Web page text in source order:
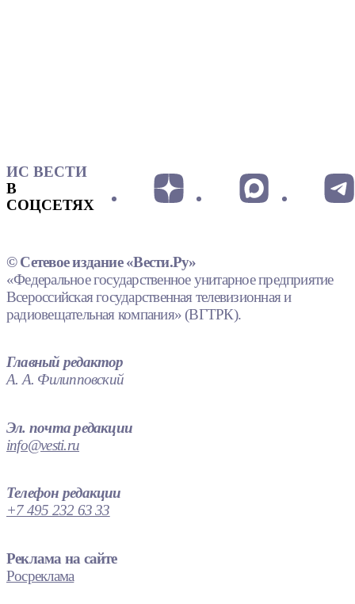
ИС ВЕСТИ
В
СОЦСЕТЯХ
© Сетевое издание «Вести.Ру»
«Федеральное государственное унитарное предприятие
Всероссийская государственная телевизионная и
радиовещательная компания» (ВГТРК).
Главный редактор
А. А. Филипповский
Эл. почта редакции
info@vesti.ru
Телефон редакции
+7 495 232 63 33
Реклама на сайте
Росреклама